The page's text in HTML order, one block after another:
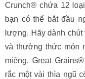
Crunch® chứa 12
bạn có thể bắt đầu
lượng. Hãy dành
và thưởng thức món
miệng. Great
rắc một vài thìa ngũ